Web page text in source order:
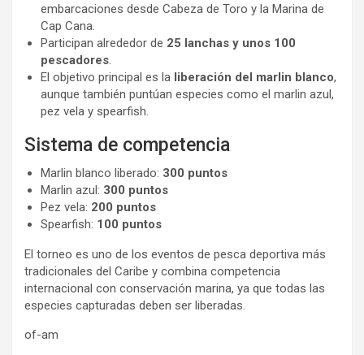
embarcaciones desde Cabeza de Toro y la Marina de
Cap Cana.
Participan alrededor de 25 lanchas y unos 100
pescadores.
El objetivo principal es la liberación del marlin blanco,
aunque también puntúan especies como el marlin azul,
pez vela y spearfish.
Sistema de competencia
Marlin blanco liberado: 300 puntos
Marlin azul: 300 puntos
Pez vela: 200 puntos
Spearfish: 100 puntos
El torneo es uno de los eventos de pesca deportiva más
tradicionales del Caribe y combina competencia
internacional con conservación marina, ya que todas las
especies capturadas deben ser liberadas.
of-am